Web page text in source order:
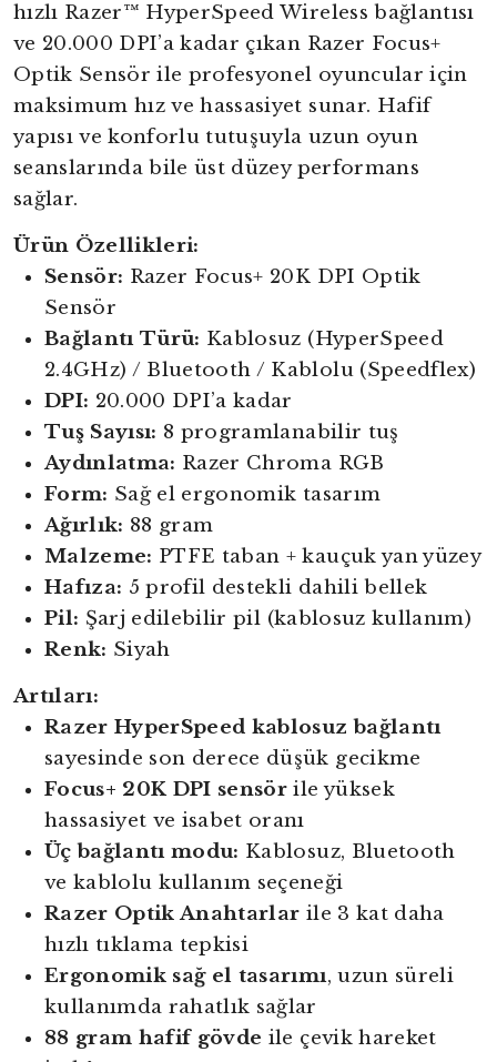
hızlı Razer™ HyperSpeed Wireless bağlantısı
ve 20.000 DPI’a kadar çıkan Razer Focus+
Optik Sensör ile profesyonel oyuncular için
maksimum hız ve hassasiyet sunar. Hafif
yapısı ve konforlu tutuşuyla uzun oyun
seanslarında bile üst düzey performans
sağlar.
Ürün Özellikleri:
Sensör: Razer Focus+ 20K DPI Optik
Sensör
Bağlantı Türü: Kablosuz (HyperSpeed
2.4GHz) / Bluetooth / Kablolu (Speedflex)
DPI: 20.000 DPI’a kadar
Tuş Sayısı: 8 programlanabilir tuş
Aydınlatma: Razer Chroma RGB
Form: Sağ el ergonomik tasarım
Ağırlık: 88 gram
Malzeme: PTFE taban + kauçuk yan yüzey
Hafıza: 5 profil destekli dahili bellek
Pil: Şarj edilebilir pil (kablosuz kullanım)
Renk: Siyah
Artıları:
Razer HyperSpeed kablosuz bağlantı
sayesinde son derece düşük gecikme
Focus+ 20K DPI sensör ile yüksek
hassasiyet ve isabet oranı
Üç bağlantı modu: Kablosuz, Bluetooth
ve kablolu kullanım seçeneği
Razer Optik Anahtarlar ile 3 kat daha
hızlı tıklama tepkisi
Ergonomik sağ el tasarımı, uzun süreli
kullanımda rahatlık sağlar
88 gram hafif gövde ile çevik hareket